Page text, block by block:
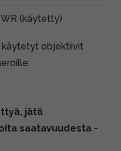
(käytetty)
käytetyt objektiivit
jätä
saatavuudesta -